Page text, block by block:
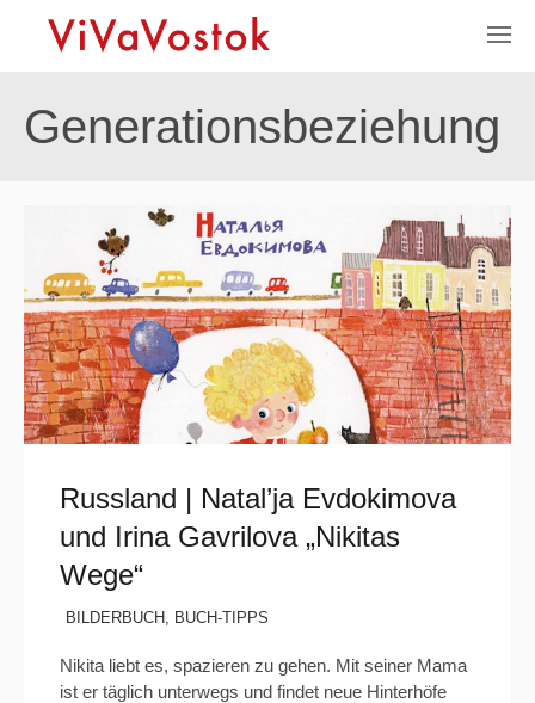
Generationsbeziehung
Russland | Natal’ja Evdokimova
und Irina Gavrilova „Nikitas
Wege“
BILDERBUCH , BUCH-TIPPS
Nikita liebt es, spazieren zu gehen. Mit seiner Mama
ist er täglich unterwegs und findet neue Hinterhöfe